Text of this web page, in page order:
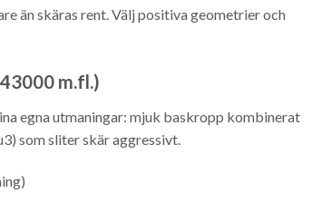
än skäras rent. Välj positiva geometrier och
m.fl.)
egna utmaningar: mjuk baskropp kombinerat
som sliter skär aggressivt.